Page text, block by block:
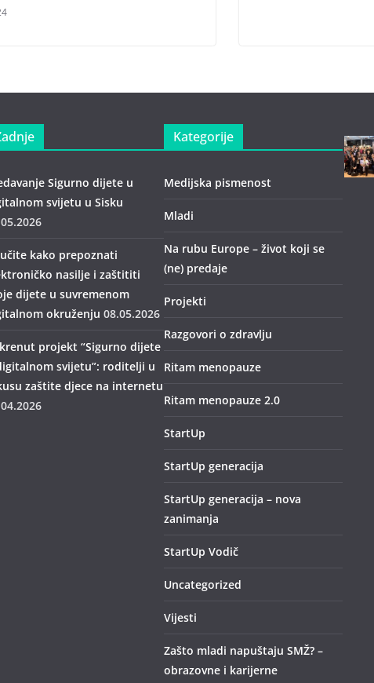
Sigurno dijete u
svijetu u Sisku
kako prepoznati
nasilje i zaštititi
dijete u suvremenom
okruženju 08.05.2026
projekt “Sigurno dijete
svijetu”: roditelji u
zaštite djece na internetu
Kategorije
Medijska pismenost
Mladi
Na rubu Europe – život koji se
(ne) predaje
Projekti
Razgovori o zdravlju
Ritam menopauze
Ritam menopauze 2.0
StartUp
StartUp generacija
StartUp generacija – nova
zanimanja
StartUp Vodič
Uncategorized
Vijesti
Zašto mladi napuštaju SMŽ? –
obrazovne i karijerne